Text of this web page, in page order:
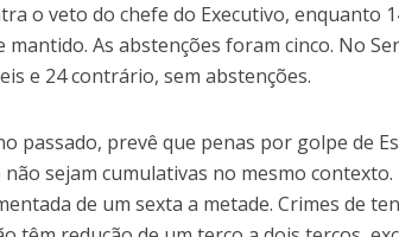
o veto do chefe do Executivo, enquanto
As abstenções foram cinco. No
e 24 contrário, sem abstenções.
passado, prevê que penas por golpe de
sejam cumulativas no mesmo contexto.
de um sexta a metade. Crimes de